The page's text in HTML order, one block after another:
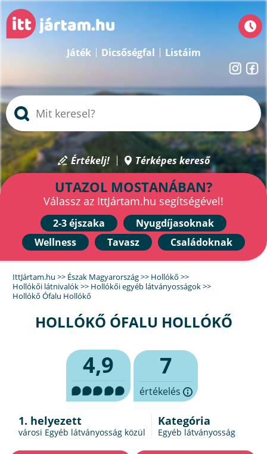
Játék Dicsőségfal Listáim
Értékelj! Térképes kereső
UTAZOL MOSTANÁBAN?
Válassz az IttJártam.hu segítségével!
2-3 éjszaka
Nyugdíjasoknak
Wellness
Tavasz Családoknak
IttJártam.hu >> Észak Magyarország>> Hollókő >>
Hollókői látnivalók>> Hollókői egyéb látványosságok>>
Hollókő Ófalu Hollókő
HOLLÓKŐ ÓFALU HOLLÓKŐ
4,9 7
értékelés
1. helyezett
városi Egyéb látványosság közül
Kategória
Egyéb látványosság